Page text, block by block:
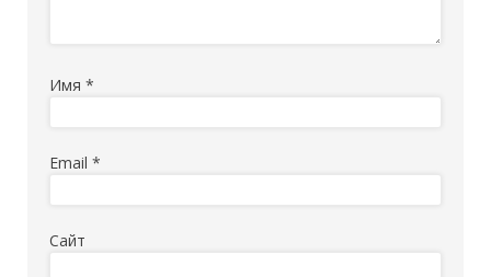
Имя *
Email *
Сайт